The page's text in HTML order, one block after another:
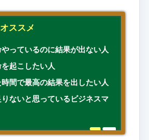
ススメ
っているのに結果が出ない人
起こしたい人
時間で最高の結果を出したい人
ないと思っているビジネスマ